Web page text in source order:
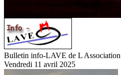
olcanologique
Bulletin info-LAVE de L
Vendredi 11 avril 2025